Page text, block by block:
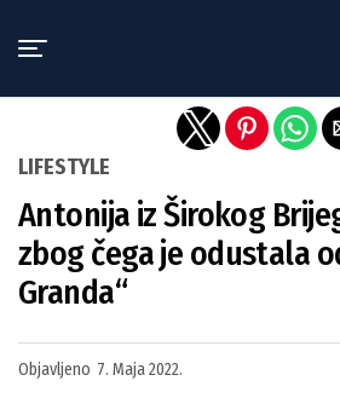
LIFESTYLE
Antonija iz Širokog
zbog čega je odustala
Granda“
Objavljeno 7. Maja 2022.